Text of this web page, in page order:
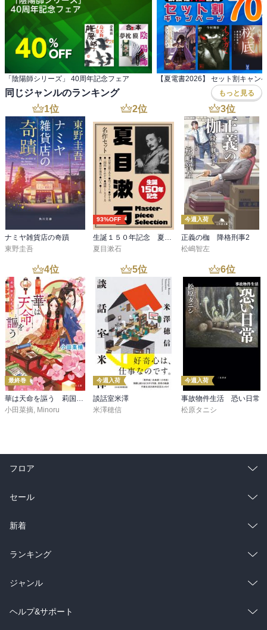
「陰陽師シリーズ」 40周年記念フェア 【夏電書2026】 セット割キャン
同じジャンルのランキング もっと見る
1位
ナミヤ雑貨店の奇蹟
東野圭吾
2位
93%OFF
生誕１５０年記念 夏目漱石 名作セット
夏目漱石
3位
今週入荷
正義の枷 降格刑事2
松嶋智左
4位
最終巻
小田菜摘 Minoru
5位
今週入荷
談話室米澤
米澤穂信
6位
今週入荷
事故物件生活 恐い日常
松原タニシ
フロア
総合
ラノベ
雑誌・グラビア
BL・TL
セール
総合
ラノベ
雑誌・グラビア
BL・TL
新着
総合
ラノベ
雑誌・グラビア
ランキング
総合
ラノベ
ジャンル
コミック
ヘルプ&サポート